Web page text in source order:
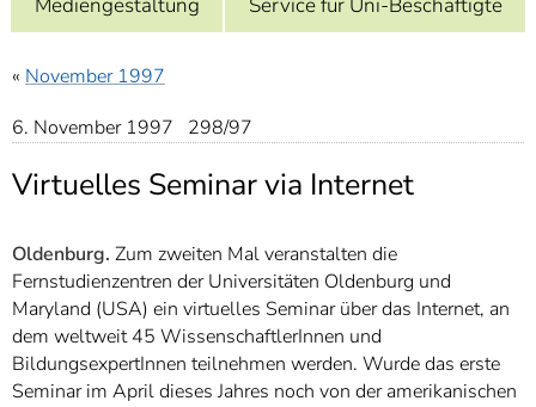
7]
Informationen zur
« November 1997
6. November 1997 298/97
Virtuelles Seminar via Internet
Oldenburg. Zum zweiten Mal veranstalten die
Fernstudienzentren der Universitäten Oldenburg und
Maryland (USA) ein virtuelles Seminar über das Internet, an
dem weltweit 45 WissenschaftlerInnen und
BildungsexpertInnen teilnehmen werden. Wurde das erste
Seminar im April dieses Jahres noch von der amerikanischen